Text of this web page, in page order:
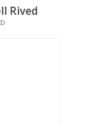
Rived